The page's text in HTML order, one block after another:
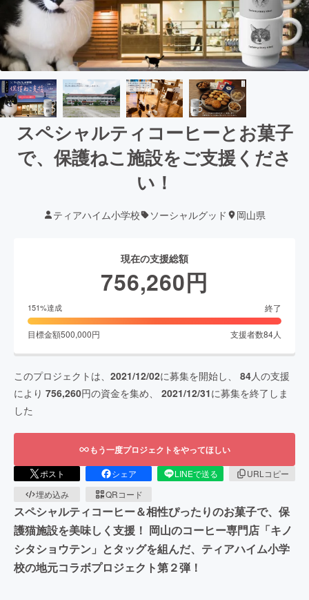
スペシャルティコーヒーとお菓子
で、保護ねこ施設をご支援くださ
い！
ティアハイム小学校 ソーシャルグッド 岡山県
現在の支援総額
756,260円
151%達成 終了
目標金額500,000円 支援者数84人
このプロジェクトは、 2021/12/02に募集を開始し、 84人の支援
により 756,260円の資金を集め、 2021/12/31に募集を終了しま
した
もう一度プロジェクトをやってほしい
ポスト シェア LINEで送る
URLコピー
埋め込み
QRコード
スペシャルティコーヒー＆相性ぴったりのお菓子で、保
護猫施設を美味しく支援！ 岡山のコーヒー専門店「キノ
シタショウテン」とタッグを組んだ、ティアハイム小学
校の地元コラボプロジェクト第２弾！